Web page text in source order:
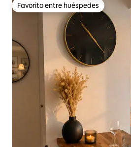
Favorito entre huéspedes
Favorito entre huéspedes